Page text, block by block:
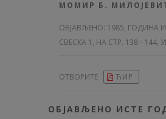
МОМИР Б.
ОБЈАВЉЕНО: 1985, ГОДИНА
СВЕСКА 1, НА СТР. 138 - 144,
ОТВОРИТЕ ЋИР
ОБЈАВЉЕНО ИСТЕ